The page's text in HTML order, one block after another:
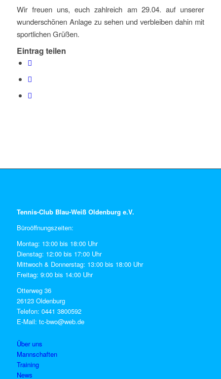
Wir freuen uns, euch zahlreich am 29.04. auf unserer
wunderschönen Anlage zu sehen und verbleiben dahin mit
sportlichen Grüßen.
Eintrag teilen
Tennis-Club Blau-Weiß Oldenburg e.V.
Büroöffnungszeiten:
Montag: 13:00 bis 18:00 Uhr
Dienstag: 12:00 bis 17:00 Uhr
Mittwoch & Donnerstag: 13:00 bis 18:00 Uhr
Freitag: 9:00 bis 14:00 Uhr
Otterweg 36
26123 Oldenburg
Telefon: 0441 3800592
E-Mail: tc-bwo@web.de
Über uns
Mannschaften
Training
News